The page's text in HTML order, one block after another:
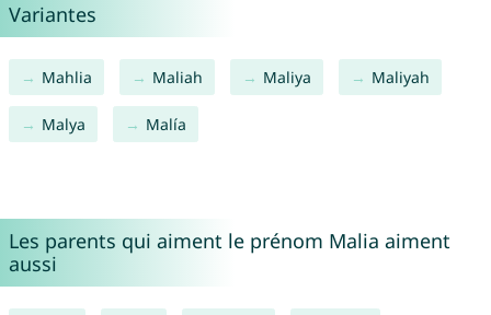
Variantes
Mahlia Maliah Maliya Maliyah
Malya Malía
Les parents qui aiment le prénom Malia aiment
aussi